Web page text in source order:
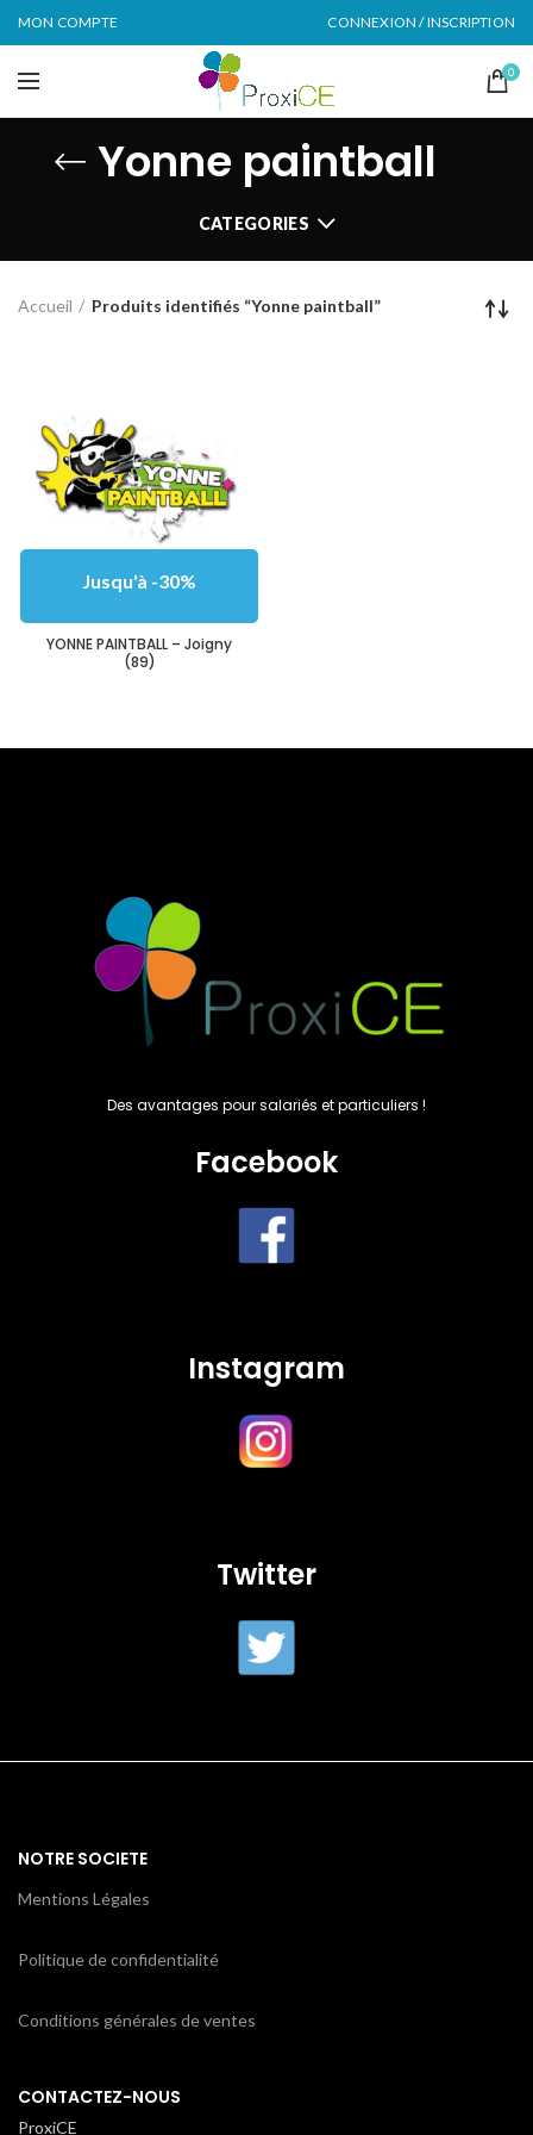
MON COMPTE CONNEXION / INSCRIPTION
0
Yonne paintball
CATEGORIES
Accueil Produits identifiés “Yonne paintball”
Jusqu'à -30%
YONNE PAINTBALL – Joigny
(89)
Des avantages pour salariés et particuliers !
Facebook
Instagram
Twitter
NOTRE SOCIETE
Mentions Légales
Politique de confidentialité
Conditions générales de ventes
CONTACTEZ-NOUS
ProxiCE